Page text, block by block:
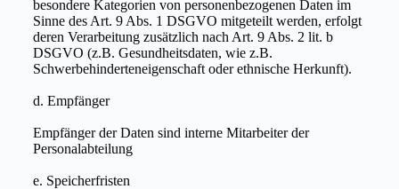
besondere Kategorien von personenbezogenen Daten im
Sinne des Art. 9 Abs. 1 DSGVO mitgeteilt werden, erfolgt
deren Verarbeitung zusätzlich nach Art. 9 Abs. 2 lit. b
DSGVO (z.B. Gesundheitsdaten, wie z.B.
Schwerbehinderteneigenschaft oder ethnische Herkunft).
d. Empfänger
Empfänger der Daten sind interne Mitarbeiter der
Personalabteilung
e. Speicherfristen